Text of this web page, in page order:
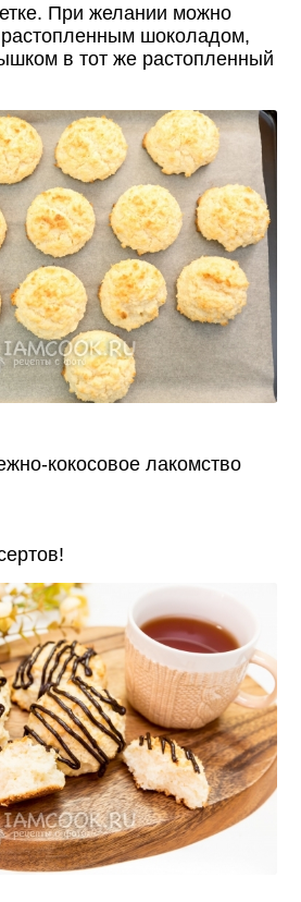
При желании можно
шоколадом,
в тот же растопленный
кокосовое лакомство